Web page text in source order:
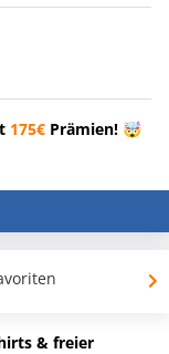
175€ Prämien! 🤯
& freier